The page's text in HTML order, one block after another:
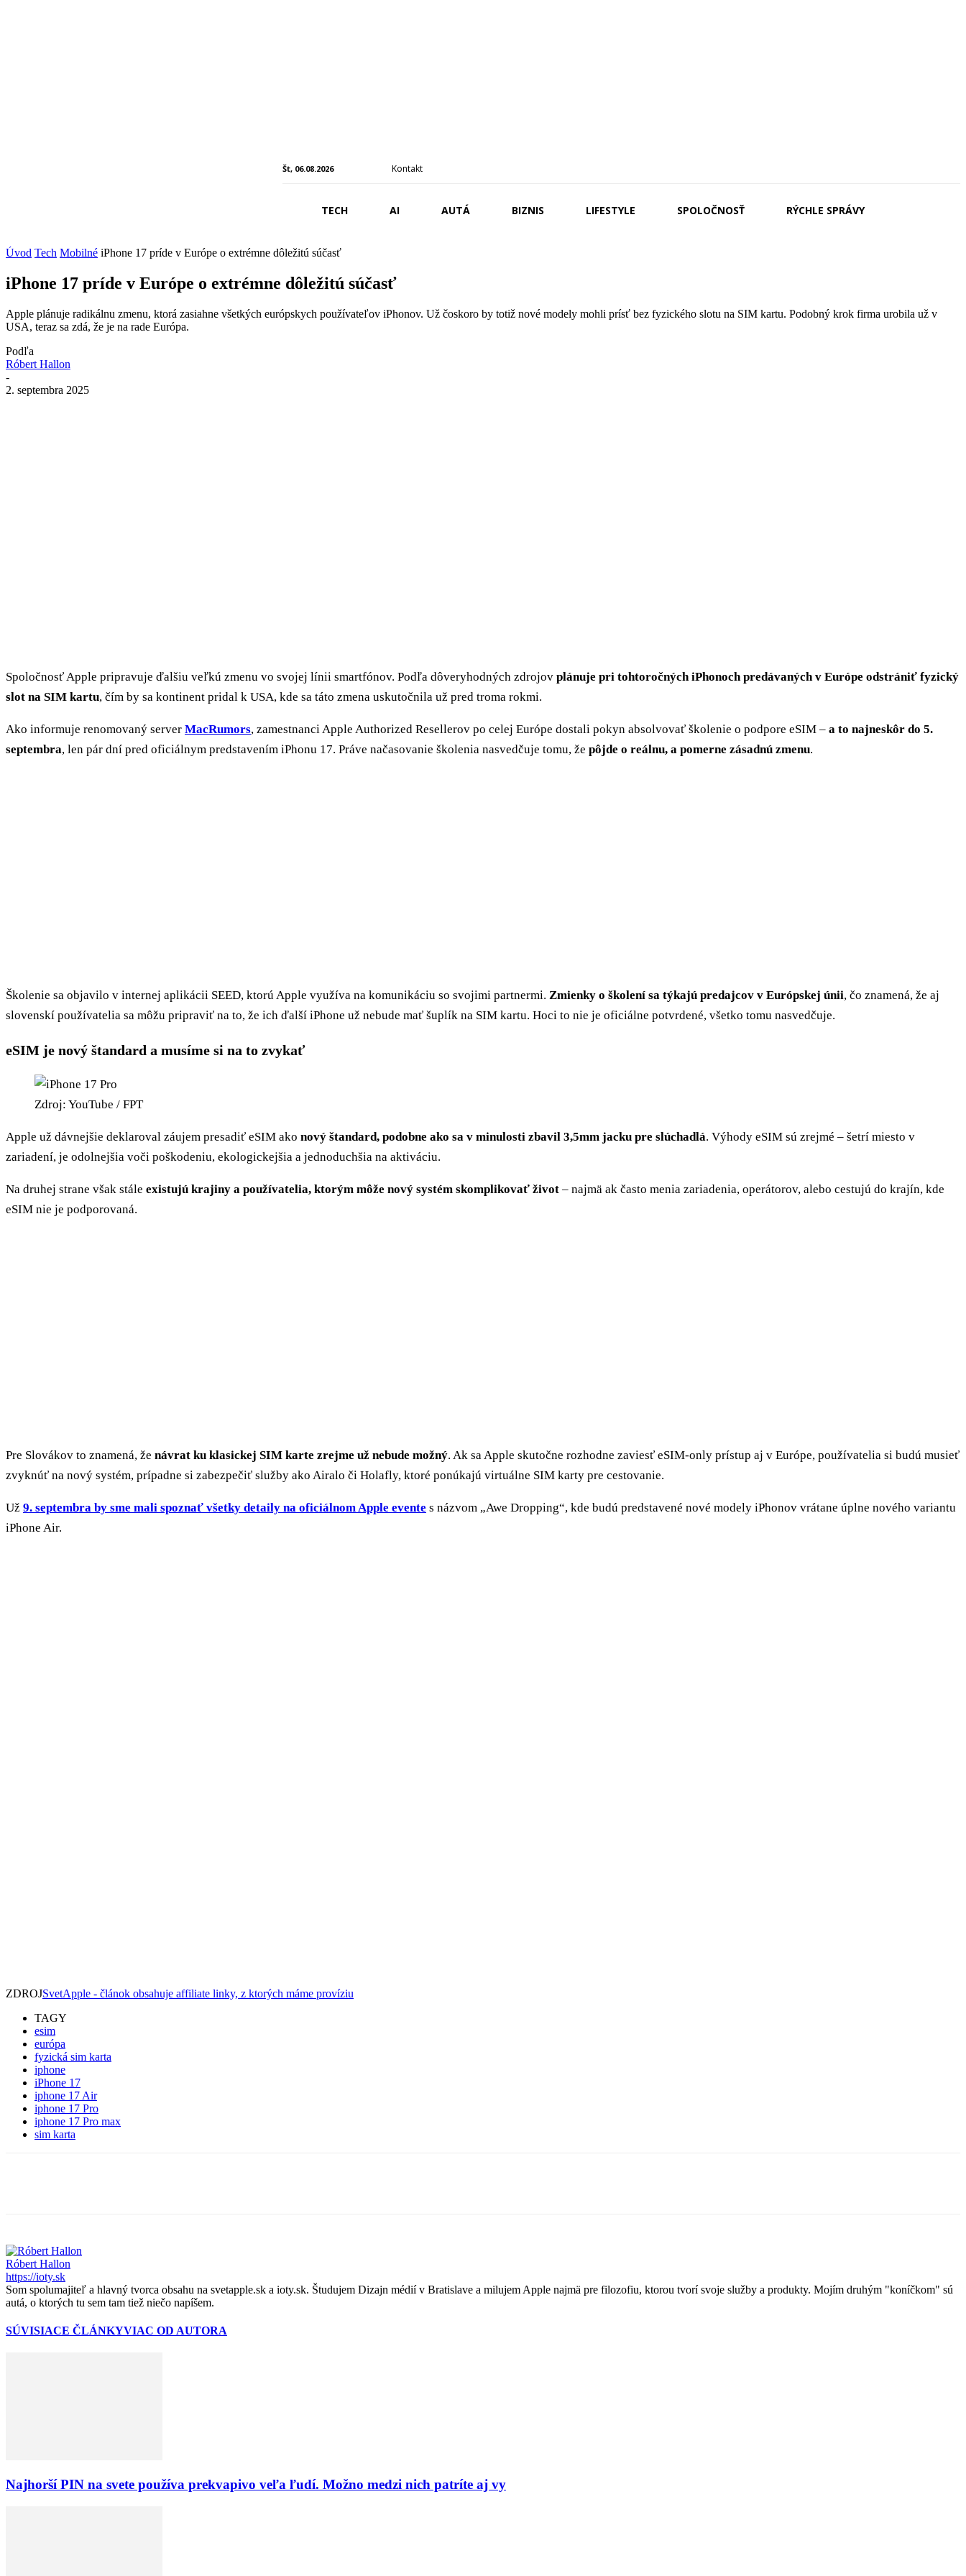
Št, 06.08.2026 Kontakt
TECH AI AUTÁ BIZNIS LIFESTYLE SPOLOČNOSŤ RÝCHLE SPRÁVY
Úvod Tech Mobilné iPhone 17 príde v Európe o extrémne dôležitú súčasť
iPhone 17 príde v Európe o extrémne dôležitú súčasť
Apple plánuje radikálnu zmenu, ktorá zasiahne všetkých európskych používateľov iPhonov. Už čoskoro by totiž nové modely mohli prísť bez fyzického slotu na SIM kartu. Podobný krok firma urobila už v
USA, teraz sa zdá, že je na rade Európa.
Podľa
Róbert Hallon
-
2. septembra 2025
Spoločnosť Apple pripravuje ďalšiu veľkú zmenu vo svojej línii smartfónov. Podľa dôveryhodných zdrojov plánuje pri tohtoročných iPhonoch predávaných v Európe odstrániť fyzický
slot na SIM kartu, čím by sa kontinent pridal k USA, kde sa táto zmena uskutočnila už pred troma rokmi.
Ako informuje renomovaný server MacRumors, zamestnanci Apple Authorized Resellerov po celej Európe dostali pokyn absolvovať školenie o podpore eSIM – a to najneskôr do 5.
septembra, len pár dní pred oficiálnym predstavením iPhonu 17. Práve načasovanie školenia nasvedčuje tomu, že pôjde o reálnu, a pomerne zásadnú zmenu.
Školenie sa objavilo v internej aplikácii SEED, ktorú Apple využíva na komunikáciu so svojimi partnermi. Zmienky o školení sa týkajú predajcov v Európskej únii, čo znamená, že aj
slovenskí používatelia sa môžu pripraviť na to, že ich ďalší iPhone už nebude mať šuplík na SIM kartu. Hoci to nie je oficiálne potvrdené, všetko tomu nasvedčuje.
eSIM je nový štandard a musíme si na to zvykať
Zdroj: YouTube / FPT
Apple už dávnejšie deklaroval záujem presadiť eSIM ako nový štandard, podobne ako sa v minulosti zbavil 3,5mm jacku pre slúchadlá. Výhody eSIM sú zrejmé – šetrí miesto v
zariadení, je odolnejšia voči poškodeniu, ekologickejšia a jednoduchšia na aktiváciu.
Na druhej strane však stále existujú krajiny a používatelia, ktorým môže nový systém skomplikovať život – najmä ak často menia zariadenia, operátorov, alebo cestujú do krajín, kde
eSIM nie je podporovaná.
Pre Slovákov to znamená, že návrat ku klasickej SIM karte zrejme už nebude možný. Ak sa Apple skutočne rozhodne zaviesť eSIM-only prístup aj v Európe, používatelia si budú musieť
zvyknúť na nový systém, prípadne si zabezpečiť služby ako Airalo či Holafly, ktoré ponúkajú virtuálne SIM karty pre cestovanie.
Už 9. septembra by sme mali spoznať všetky detaily na oficiálnom Apple evente s názvom „Awe Dropping“, kde budú predstavené nové modely iPhonov vrátane úplne nového variantu
iPhone Air.
ZDROJSvetApple - článok obsahuje affiliate linky, z ktorých máme províziu
TAGY
esim
európa
fyzická sim karta
iphone
iPhone 17
iphone 17 Air
iphone 17 Pro
iphone 17 Pro max
sim karta
Róbert Hallon
https://ioty.sk
Som spolumajiteľ a hlavný tvorca obsahu na svetapple.sk a ioty.sk. Študujem Dizajn médií v Bratislave a milujem Apple najmä pre filozofiu, ktorou tvorí svoje služby a produkty. Mojím druhým "koníčkom" sú
autá, o ktorých tu sem tam tiež niečo napíšem.
SÚVISIACE ČLÁNKYVIAC OD AUTORA
Najhorší PIN na svete používa prekvapivo veľa ľudí. Možno medzi nich patríte aj vy